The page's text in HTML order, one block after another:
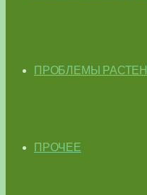
ПРОБЛЕМЫ
ПРОЧЕЕ